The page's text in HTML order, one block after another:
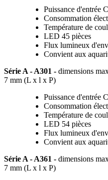
Puissance d'entrée
Consommation
Température de
LED 45 pièces
Flux lumineux
Convient aux
Série A - A301 - dimensions
7 mm (L x l x P)
Puissance d'entrée
Consommation
Température de
LED 54 pièces
Flux lumineux
Convient aux
Série A - A361 - dimensions
7 mm (L x l x P)